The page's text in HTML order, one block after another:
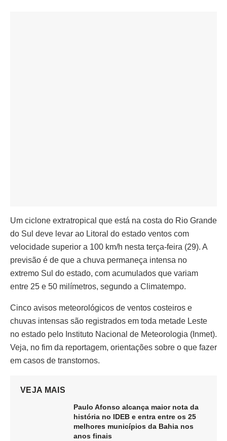
Um ciclone extratropical que está na costa do Rio Grande
do Sul deve levar ao Litoral do estado ventos com
velocidade superior a 100 km/h nesta terça-feira (29). A
previsão é de que a chuva permaneça intensa no
extremo Sul do estado, com acumulados que variam
entre 25 e 50 milímetros, segundo a Climatempo.
Cinco avisos meteorológicos de ventos costeiros e
chuvas intensas são registrados em toda metade Leste
no estado pelo Instituto Nacional de Meteorologia (Inmet).
Veja, no fim da reportagem, orientações sobre o que fazer
em casos de transtornos.
VEJA MAIS
Paulo Afonso alcança maior nota da
história no IDEB e entra entre os 25
melhores municípios da Bahia nos
anos finais